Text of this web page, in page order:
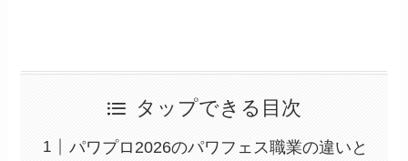
タップできる目次
パワプロ2026のパワフェス職業の違いと